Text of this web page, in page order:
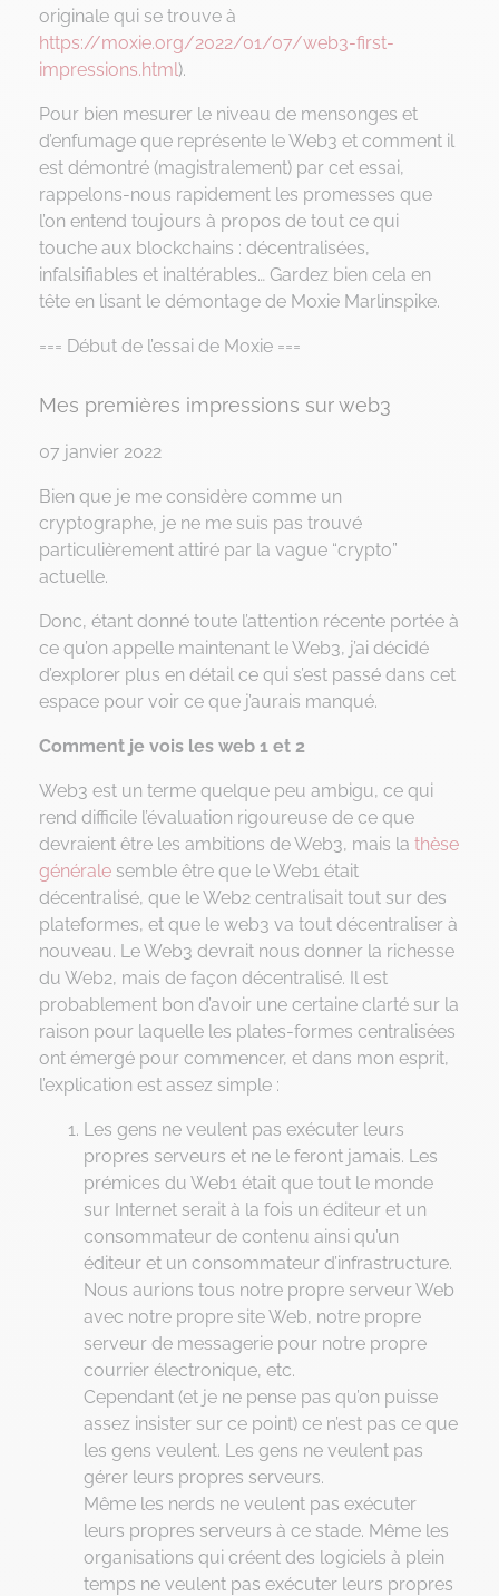
originale qui se trouve à
https://moxie.org/2022/01/07/web3-first-
impressions.html).
Pour bien mesurer le niveau de mensonges et
d’enfumage que représente le Web3 et comment il
est démontré (magistralement) par cet essai,
rappelons-nous rapidement les promesses que
l’on entend toujours à propos de tout ce qui
touche aux blockchains : décentralisées,
infalsifiables et inaltérables… Gardez bien cela en
tête en lisant le démontage de Moxie Marlinspike.
=== Début de l’essai de Moxie ===
Mes premières impressions sur web3
07 janvier 2022
Bien que je me considère comme un
cryptographe, je ne me suis pas trouvé
particulièrement attiré par la vague “crypto”
actuelle.
Donc, étant donné toute l’attention récente portée à
ce qu’on appelle maintenant le Web3, j’ai décidé
d’explorer plus en détail ce qui s’est passé dans cet
espace pour voir ce que j’aurais manqué.
Comment je vois les web 1 et 2
Web3 est un terme quelque peu ambigu, ce qui
rend difficile l’évaluation rigoureuse de ce que
devraient être les ambitions de Web3, mais la thèse
générale semble être que le Web1 était
décentralisé, que le Web2 centralisait tout sur des
plateformes, et que le web3 va tout décentraliser à
nouveau. Le Web3 devrait nous donner la richesse
du Web2, mais de façon décentralisé. Il est
probablement bon d’avoir une certaine clarté sur la
raison pour laquelle les plates-formes centralisées
ont émergé pour commencer, et dans mon esprit,
l’explication est assez simple :
Les gens ne veulent pas exécuter leurs
propres serveurs et ne le feront jamais. Les
prémices du Web1 était que tout le monde
sur Internet serait à la fois un éditeur et un
consommateur de contenu ainsi qu’un
éditeur et un consommateur d’infrastructure.
Nous aurions tous notre propre serveur Web
avec notre propre site Web, notre propre
serveur de messagerie pour notre propre
courrier électronique, etc.
Cependant (et je ne pense pas qu’on puisse
assez insister sur ce point) ce n’est pas ce que
les gens veulent. Les gens ne veulent pas
gérer leurs propres serveurs.
Même les nerds ne veulent pas exécuter
leurs propres serveurs à ce stade. Même les
organisations qui créent des logiciels à plein
temps ne veulent pas exécuter leurs propres